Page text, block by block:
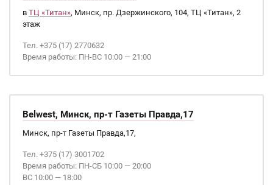
в ТЦ «Титан», Минск, пр. Дзержинского, 104, ТЦ «Титан», 2
этаж
Тел. +375 (17) 2770632
Время работы: ПН-ВС 10:00 — 21:00
Belwest, Минск, пр-т Газеты Правда,17
Минск, пр-т Газеты Правда,17,
Тел. +375 (17) 3001702
Время работы: ПН-СБ 10:00 — 20:00
ВС 10:00 — 18:00